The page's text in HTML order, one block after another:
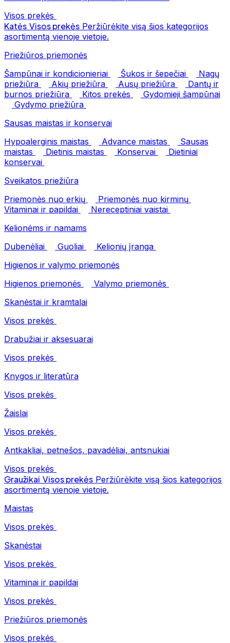
Visos prekės
Katės Visos prekės Peržiūrėkite visą šios kategorijos
asortimentą vienoje vietoje.
Priežiūros priemonės
Šampūnai ir kondicionieriai
Šukos ir šepečiai
Nagų
priežiūra
Akių priežiūra Ausų priežiūra
Dantų ir
burnos priežiūra
Kitos prekės
Gydomieji šampūnai
Gydymo priežiūra
Sausas maistas ir konservai
Hypoalerginis maistas
Advance maistas
Sausas
maistas
Dietinis maistas Konservai
Dietiniai
konservai
Sveikatos priežiūra
Priemonės nuo erkių
Priemonės nuo kirminų
Vitaminai ir papildai
Nereceptiniai vaistai
Kelionėms ir namams
Dubenėliai
Guoliai
Kelionių įranga
Higienos ir valymo priemonės
Higienos priemonės
Valymo priemonės
Skanėstai ir kramtalai
Visos prekės
Drabužiai ir aksesuarai
Visos prekės
Knygos ir literatūra
Visos prekės
Žaislai
Visos prekės
Antkakliai, petnešos, pavadėliai, antsnukiai
Visos prekės
Graužikai Visos prekės Peržiūrėkite visą šios kategorijos
asortimentą vienoje vietoje.
Maistas
Visos prekės
Skanėstai
Visos prekės
Vitaminai ir papildai
Visos prekės
Priežiūros priemonės
Visos prekės